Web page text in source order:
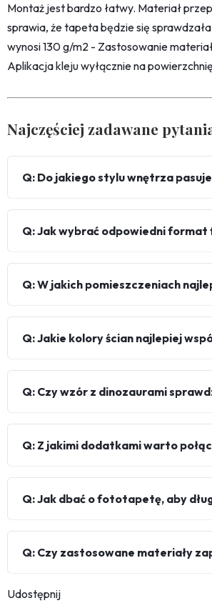
Montaż jest bardzo łatwy. Materiał
sprawia, że tapeta będzie się
wynosi 130 g/m2 - Zastosowanie
Aplikacja kleju wyłącznie na
Najczęściej zadawane
Q: Do jakiego stylu wnętrza
Q: Jak wybrać odpowiedni
Q: W jakich pomieszczeniach
Q: Jakie kolory ścian najlepiej
Q: Czy wzór z dinozaurami
Q: Z jakimi dodatkami warto
Q: Jak dbać o fototapetę, aby
Q: Czy zastosowane materiały
Udostępnij